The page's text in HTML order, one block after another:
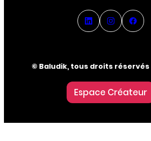
© Baludik, tous droits réservés
Espace Créateur